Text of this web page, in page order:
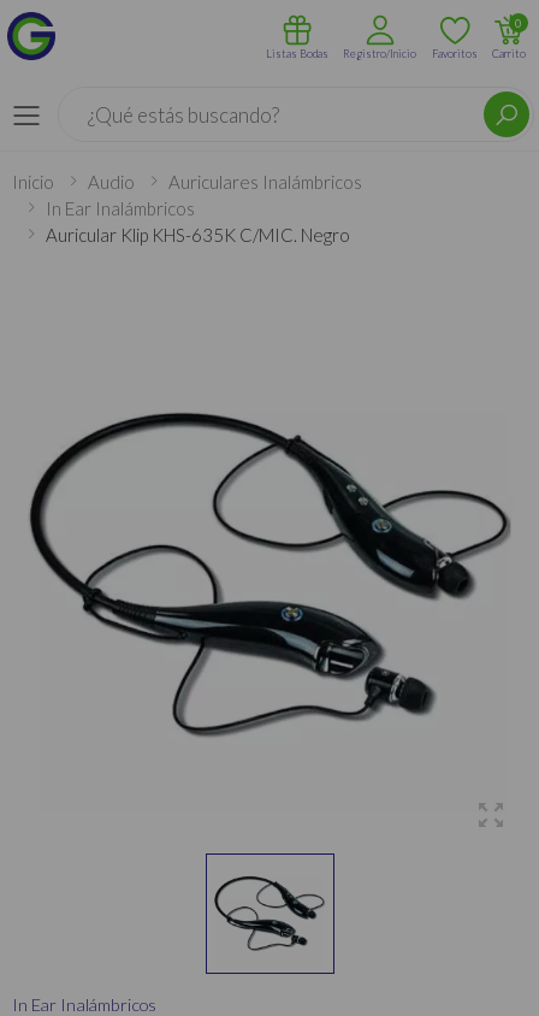
Menú
Listas Bodas Registro/Inicio Favoritos Carrito
0
Inicio Audio
Auriculares Inalámbricos
In Ear Inalámbricos
Auricular Klip KHS-635K C/MIC. Negro
In Ear Inalámbricos